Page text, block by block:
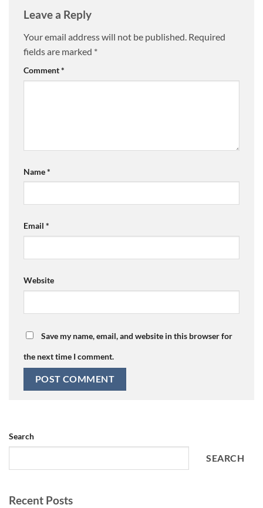
Leave a Reply
Your email address will not be published. Required
fields are marked *
Comment*
Name*
Email *
Website
Save my name, email, and website in this browser for
the next time I comment.
Search
SEARCH
Recent Posts